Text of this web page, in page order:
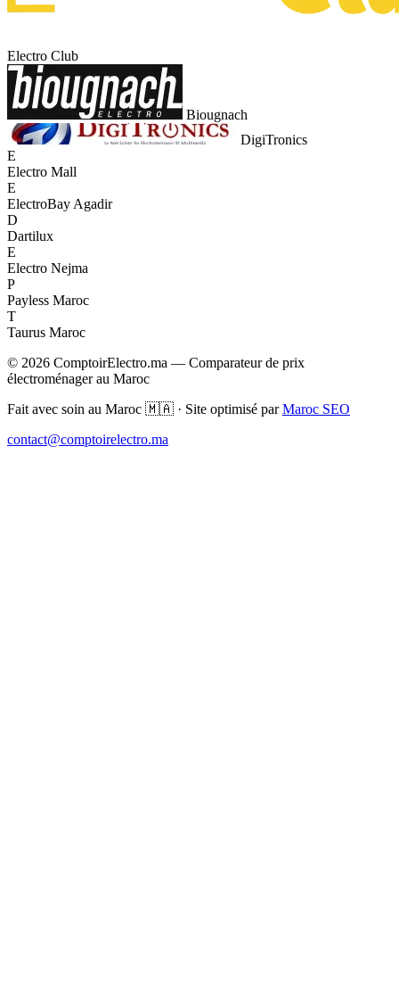
Electro Club
Biougnach
DigiTronics
E
Electro Mall
E
ElectroBay Agadir
D
Dartilux
E
Electro Nejma
P
Payless Maroc
T
Taurus Maroc
© 2026 ComptoirElectro.ma — Comparateur de prix
électroménager au Maroc
Fait avec soin au Maroc 🇲🇦 · Site optimisé parMaroc SEO
contact@comptoirelectro.ma